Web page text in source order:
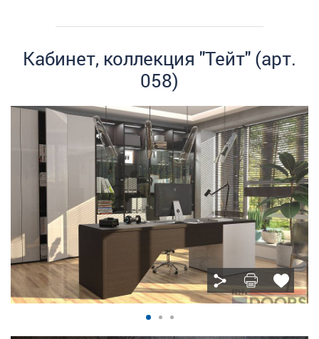
Кабинет, коллекция "Тейт" (арт.
058)